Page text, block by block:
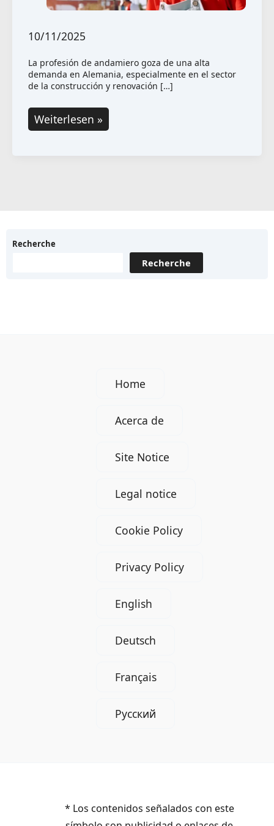
10/11/2025
La profesión de andamiero goza de una alta
demanda en Alemania, especialmente en el sector
de la construcción y renovación […]
Andamiero:
Alta
al
Weiterlesen »
Recherche
Recherche
Home
Acerca de
Site Notice
Legal notice
Cookie Policy
Privacy Policy
English
Deutsch
Français
Русский
* Los contenidos señalados con este